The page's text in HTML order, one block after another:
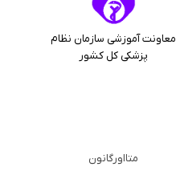
معاونت آموزشی سازمان نظام
پزشکی کل کشور
متااورگانون